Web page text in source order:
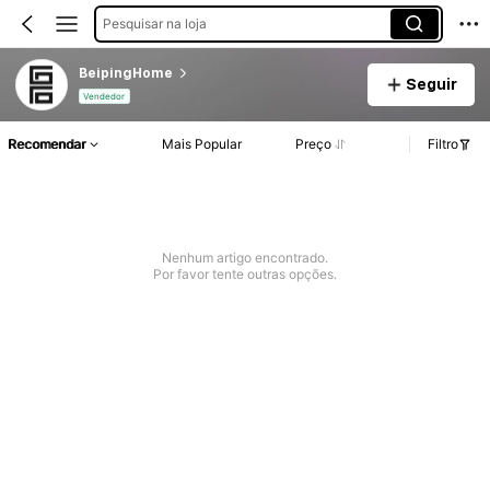
Pesquisar na loja
BeipingHome
Vendedor
Seguir
Recomendar Mais Popular Preço Filtro
Nenhum artigo encontrado.
Por favor tente outras opções.